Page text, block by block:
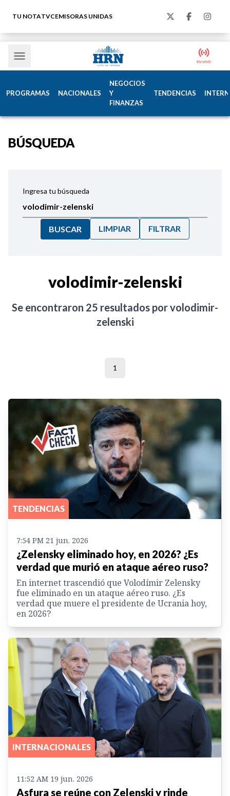
TU NOTATVCEMISORAS UNIDAS
PROGRAMAS NACIONALES
NEGOCIOS
Y
FINANZAS
TENDENCIAS
BÚSQUEDA
Ingresa tu búsqueda
BUSCAR LIMPIAR FILTRAR
volodimir-zelenski
Se encontraron 25 resultados porvolodimir-
zelenski
1
TENDENCIAS
7:54 PM 21 jun. 2026
¿Zelensky eliminado hoy, en 2026? ¿Es
verdad que murió en ataque aéreo ruso?
En internet trascendió que Volodímir Zelensky
fue eliminado en un ataque aéreo ruso. ¿Es
verdad que muere el presidente de Ucrania hoy,
en 2026?
INTERNACIONALES
11:52 AM 19 jun. 2026
Asfura se reúne con Zelenski y rinde